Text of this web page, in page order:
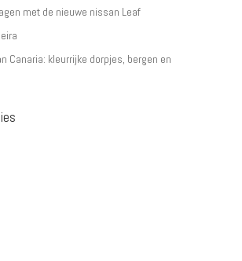
met de nieuwe nissan Leaf
Canaria: kleurrijke dorpjes, bergen en